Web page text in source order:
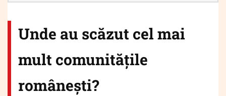
Unde au scăzut cel mai
mult comunitățile
românești?